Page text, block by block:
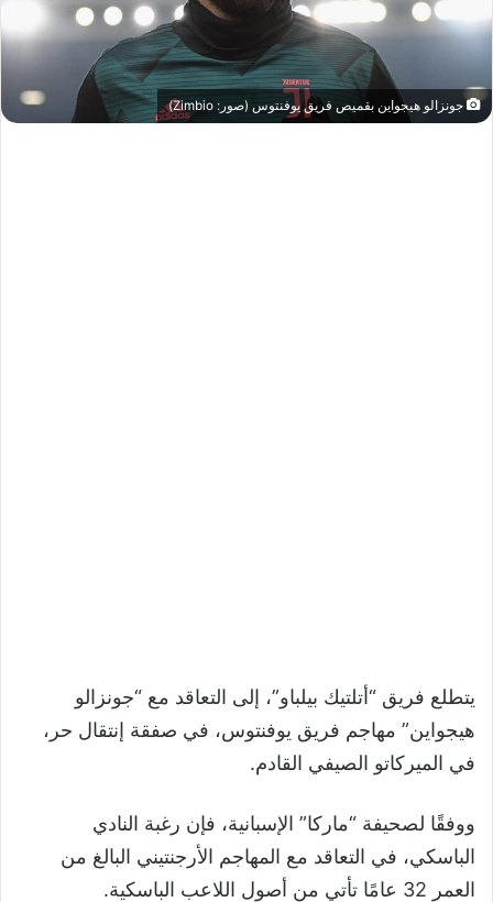
جونزالو هيجواين بقميص فريق يوفنتوس (صور: Zimbio)
يتطلع فريق “أتلتيك بيلباو”، إلى التعاقد مع “جونزالو
هيجواين” مهاجم فريق يوفنتوس، في صفقة إنتقال حر،
في الميركاتو الصيفي القادم.
ووفقًا لصحيفة “ماركا” الإسبانية، فإن رغبة النادي
الباسكي، في التعاقد مع المهاجم الأرجنتيني البالغ من
العمر 32 عامًا تأتي من أصول اللاعب الباسكية.